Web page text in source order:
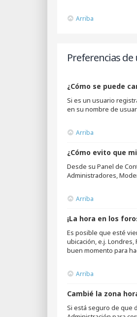
Arriba
Preferencias
¿Cómo se puede
Si es un usuario
en su nombre de
Arriba
¿Cómo evito que
Desde su Panel de
Administradores,
Arriba
¡La hora en los
Es posible que esté
ubicación, e.j.
buen momento para
Arriba
Cambié la zona
Si está seguro de que